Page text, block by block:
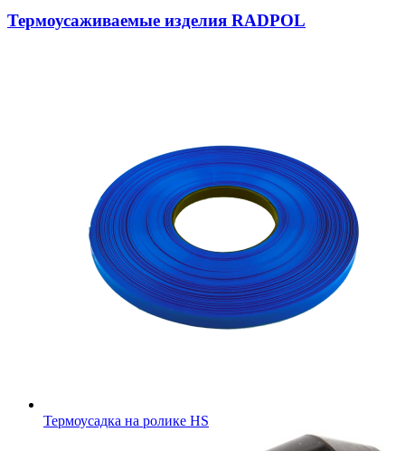
Термоусаживаемые изделия RADPOL
Термоусадка на ролике HS